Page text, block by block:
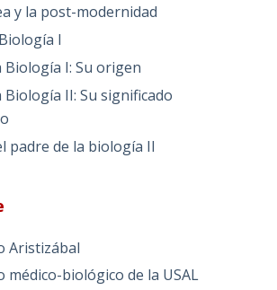
y la post-modernidad
I
Biología I: Su origen
Biología II: Su significado
padre de la biología II
Aristizábal
médico-biológico de la USAL